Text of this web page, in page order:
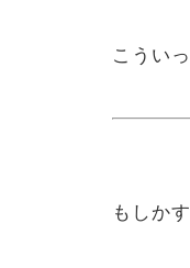
こうい
もしか